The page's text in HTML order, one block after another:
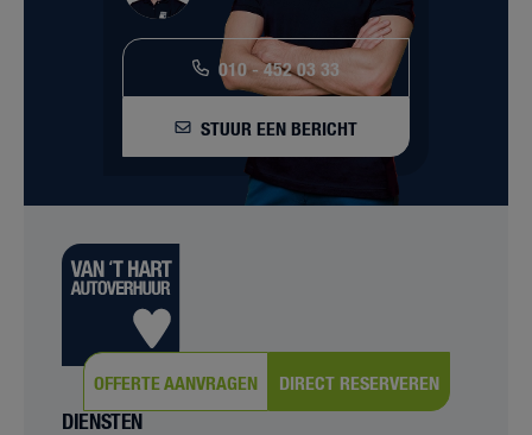
OFFERTE AANVRAGEN DIRECT RESERVEREN
010 - 452 03 33
STUUR EEN BERICHT
DIENSTEN